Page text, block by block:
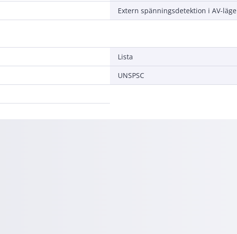
Extern spänningsdetektion i AV-läge
Lista
UNSPSC